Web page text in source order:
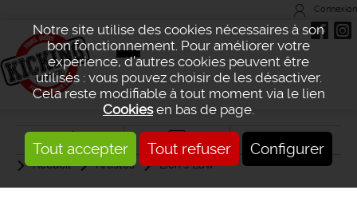
Notre site utilise des cookies nécessaires à son
bon fonctionnement. Pour améliorer votre
expérience, d’autres cookies peuvent être
utilisés : vous pouvez choisir de les désactiver.
Cela reste modifiable à tout moment via le lien
Cookiesen bas de page.
Tout accepter Tout refuser Configurer
Connexion
Accueil Artistes Lion's Law